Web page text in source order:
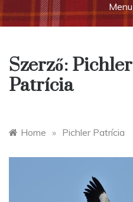
Menu
Szerző: Pichler
Patrícia
Home » Pichler Patrícia